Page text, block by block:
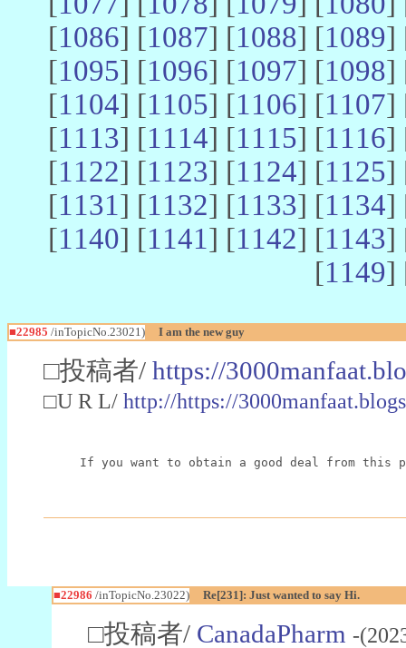
[1086] [1087] [1088] [1089]
[1095] [1096] [1097] [1098]
[1104] [1105] [1106] [1107]
[1113] [1114] [1115] [1116]
[1122] [1123] [1124] [1125]
[1131] [1132] [1133] [1134]
[1140] [1141] [1142] [1143]
[1149]
■22985 /inTopicNo.23021) I am the new guy
□投稿者/ https://
□U R L/ http://https://
If you want to obtain a good deal from this
■22986 /inTopicNo.23022) Re[231]: Just wanted to say Hi.
□投稿者/ CanadaPharm -